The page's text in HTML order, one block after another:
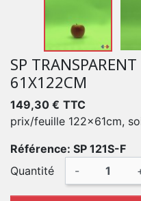
SP
61X122CM
149,30 € TTC
prix/feuille 122x61cm,
Référence: SP 121S-F
Quantité
-